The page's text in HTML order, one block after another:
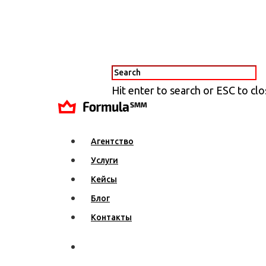
Hit enter to search or ESC to
Агентство
Услуги
Кейсы
Блог
Контакты